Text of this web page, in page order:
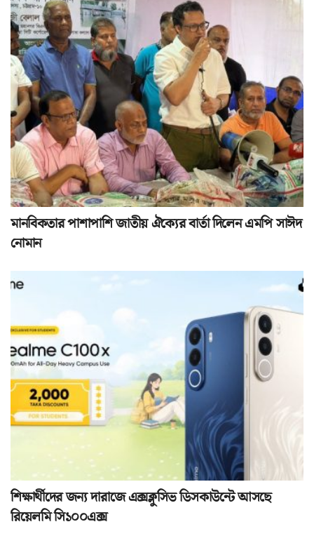
মানবিকতার পাশাপাশি জাতীয় ঐক্যের বার্তা দিলেন এমপি সাঈদ
নোমান
শিক্ষার্থীদের জন্য দারাজে এক্সক্লুসিভ ডিসকাউন্টে আসছে
রিয়েলমি সি১০০এক্স